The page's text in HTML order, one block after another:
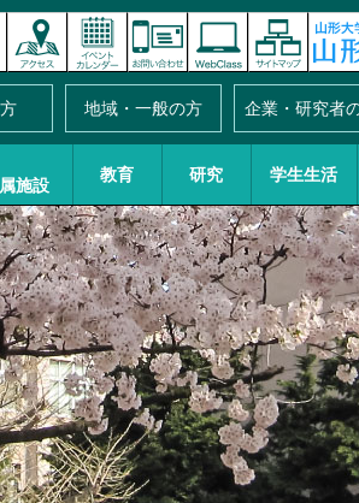
地域・一般の方 企業・研究者
施設
教育 研究 学生生活